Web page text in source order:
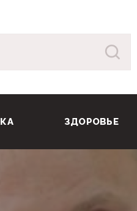
ЗДОРОВЬЕ